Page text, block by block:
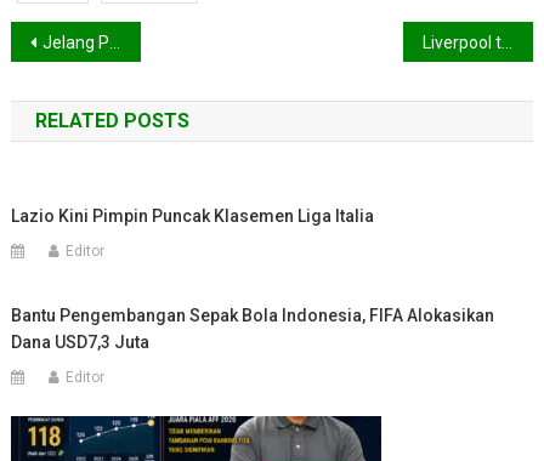
Navigasi
pos
Jelang Perhelatan MotoGP, Mandalika Grand Prix Association Mulai Bangun Tribun Penonton Liverpool tolak permintaan Leeds United dan Monaco Datangkan Takumi Minamino
RELATED POSTS
Lazio Kini Pimpin Puncak Klasemen Liga Italia
Editor
Bantu Pengembangan Sepak Bola Indonesia, FIFA Alokasikan
Dana USD7,3 Juta
Editor